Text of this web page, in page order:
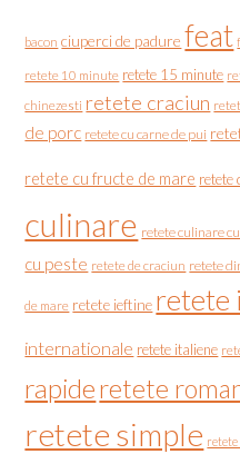
bacon ciuperci de padure feat
retete 10 minute retete 15 minute
chinezesti retete craciun
de porc retete cu carne de pui
retete cu fructe de mare retete
culinare retete culinare
cu peste retete de craciun retete
de mare retete ieftine retete
internationale retete italiene
rapideretete
retete simple retete